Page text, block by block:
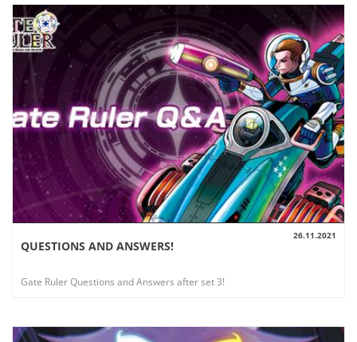
AUSSICHT
26.11.2021
QUESTIONS AND ANSWERS!
Gate Ruler Questions and Answers after set 3!